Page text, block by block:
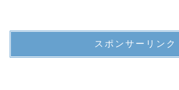
スポンサーリンク